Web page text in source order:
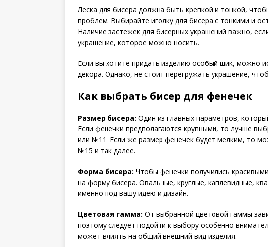
Леска для бисера должна быть крепкой и тонкой,
проблем. Выбирайте иголку для бисера с тонкими и
Наличие застежек для бисерных украшений важно,
украшение, которое можно носить.
Если вы хотите придать изделию особый шик, можно
декора. Однако, не стоит перегружать украшение,
Как выбрать бисер для фенечек
Размер бисера: Один из главных параметров,
Если фенечки предполагаются крупными, то лучше
или №11. Если же размер фенечек будет мелким, то
№15 и так далее.
Форма бисера: Чтобы фенечки получились
на форму бисера. Овальные, круглые, каплевидные,
именно под вашу идею и дизайн.
Цветовая гамма: От выбранной цветовой гаммы
поэтому следует подойти к выбору особенно
может влиять на общий внешний вид изделия.